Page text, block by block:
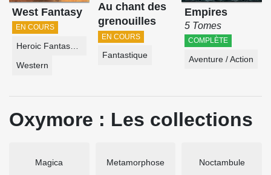
West Fantasy
EN COURS
Heroic Fantasy-Magie
Western
Au chant des
grenouilles
EN COURS
Fantastique
Empires
5 Tomes
COMPLÈTE
Aventure / Action
Oxymore : Les collections
Magica Metamorphose Noctambule